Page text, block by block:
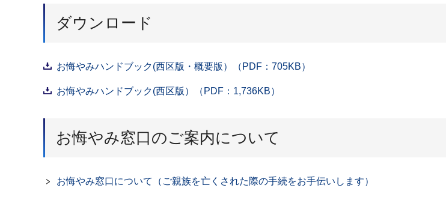
ダウンロード
お悔やみハンドブック(西区版・概要版）（PDF：705KB）
お悔やみハンドブック(西区版）（PDF：1,736KB）
お悔やみ窓口のご案内について
お悔やみ窓口について（ご親族を亡くされた際の手続をお手伝いします）